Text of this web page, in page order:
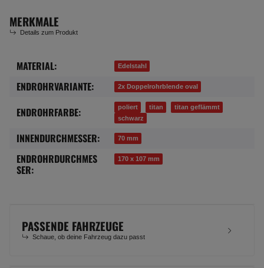
MERKMALE
Details zum Produkt
Produkteigenschaft
Wert
MATERIAL: Edelstahl
ENDROHRVARIANTE: 2x Doppelrohrblende oval
ENDROHRFARBE: poliert titan
titan geflämmt
schwarz
INNENDURCHMESSER: 70 mm
ENDROHRDURCHMES
SER:
170 x 107 mm
PASSENDE FAHRZEUGE
Schaue, ob deine Fahrzeug dazu passt